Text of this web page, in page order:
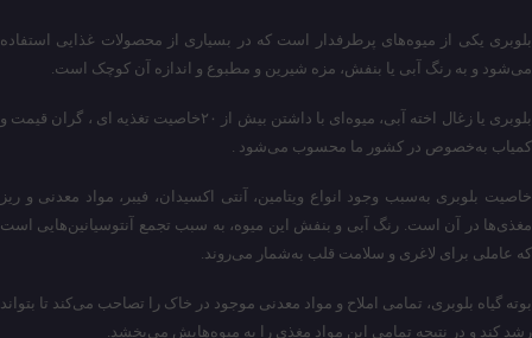
بلوبری یکی از میوه‌های پرطرفدار است که در بسیاری از محصولات غذایی استفاده
می‌شود و به رنگ آبی یا بنفش، مزه شیرین و مطبوع و اندازه آن کوچک است.
بلوبری یا زغال اخته آبی، میوه‌ای با داشتن بیش از ۲۰خاصیت تغذیه ای ، گران‌ قیمت و
کمیاب به‌خصوص در کشور ما محسوب می‌شود .
خاصیت بلوبری به‌سبب وجود انواع ویتامین، آنتی اکسیدان، فیبر، مواد معدنی و ریز
مغذی‌ها در آن است. رنگ آبی و بنفش این میوه، به سبب تجمع آنتوسیانین‌هایی است
که عاملی برای لاغری و سلامت قلب به‌شمار می‌روند.
بوته گیاه بلوبری، تمامی املاح و مواد معدنی موجود در خاک را تصاحب می‌کند تا بتواند
رشد کند و در نتیجه تمامی این مواد مغذی را به میوه‌هایش می‌بخشد.